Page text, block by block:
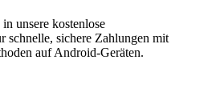
unsere kostenlose
schnelle, sichere Zahlungen mit
auf Android-Geräten.